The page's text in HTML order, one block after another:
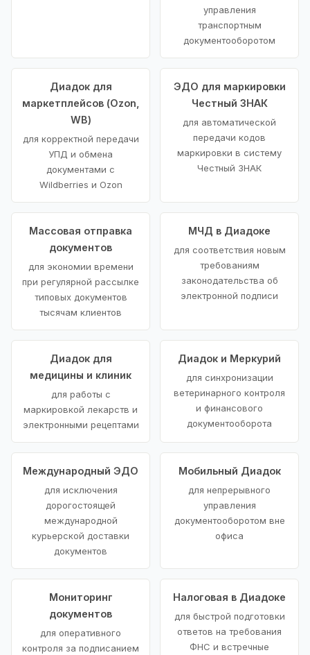
управления
транспортным
документооборотом
Диадок для
маркетплейсов (Ozon,
WB)
для корректной передачи
УПД и обмена
документами с
Wildberries и Ozon
ЭДО для маркировки
Честный ЗНАК
для автоматической
передачи кодов
маркировки в систему
Честный ЗНАК
Массовая отправка
документов
для экономии времени
при регулярной рассылке
типовых документов
тысячам клиентов
МЧД в Диадоке
для соответствия новым
требованиям
законодательства об
электронной подписи
Диадок для
медицины и клиник
для работы с
маркировкой лекарств и
электронными рецептами
Диадок и Меркурий
для синхронизации
ветеринарного контроля
и финансового
документооборота
Международный ЭДО
для исключения
дорогостоящей
международной
курьерской доставки
документов
Мобильный Диадок
для непрерывного
управления
документооборотом вне
офиса
Мониторинг
документов
для оперативного
контроля за подписанием
Налоговая в Диадоке
для быстрой подготовки
ответов на требования
ФНС и встречные